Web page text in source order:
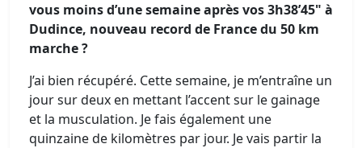
vous moins d’une semaine après vos 3h38’45" à
Dudince, nouveau record de France du 50 km
marche ?
J’ai bien récupéré. Cette semaine, je m’entraîne un
jour sur deux en mettant l’accent sur le gainage
et la musculation. Je fais également une
quinzaine de kilomètres par jour. Je vais partir la